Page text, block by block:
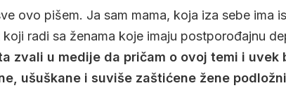
ovo pišem. Ja sam mama, koja iza sebe ima
radi sa ženama koje imaju postporođajnu
zvali u medije da pričam o ovoj temi i uvek
ušuškane i suviše zaštićene žene